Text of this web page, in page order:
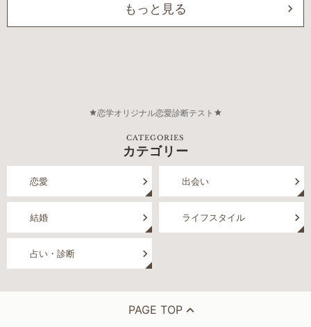
もっと見る
恋学オリジナル恋愛診断テスト
CATEGORIES
カテゴリー
恋愛 出会い
結婚 ライフスタイル
占い・診断
PAGE TOP